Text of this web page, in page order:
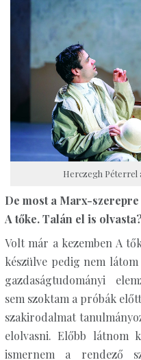
Herczegh Péterrel
De most a Marx-
A tőke. Talán el is
Volt már a kezemben A
készülve pedig nem
gazdaságtudományi
sem szoktam a próbák
szakirodalmat
elolvasni. Előbb látnom
ismernem a rendező